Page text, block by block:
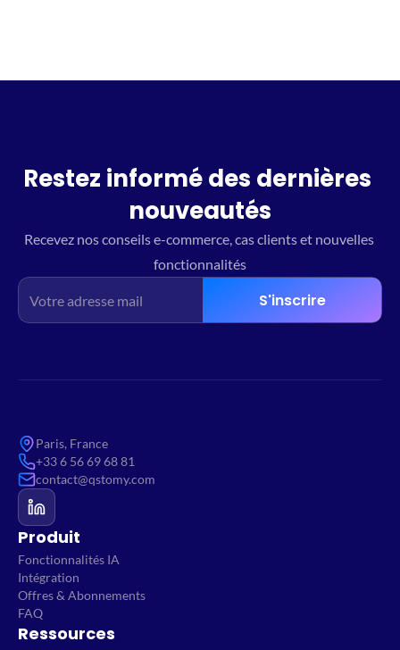
Restez informé des dernières
nouveautés
Recevez nos conseils e-commerce, cas clients et nouvelles
fonctionnalités
S'inscrire
Paris, France
+33 6 56 69 68 81
contact@qstomy.com
Produit
Fonctionnalités IA
Intégration
Offres & Abonnements
FAQ
Ressources